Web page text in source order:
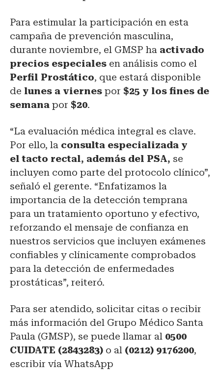
Para estimular la participación en esta
campaña de prevención masculina,
durante noviembre, el GMSP ha activado
precios especiales en análisis como el
Perfil Prostático, que estará disponible
de lunes a viernes por $25 y los fines de
semana por $20.
“La evaluación médica integral es clave.
Por ello, la consulta especializada y
el tacto rectal, además del PSA, se
incluyen como parte del protocolo clínico”,
señaló el gerente. “Enfatizamos la
importancia de la detección temprana
para un tratamiento oportuno y efectivo,
reforzando el mensaje de confianza en
nuestros servicios que incluyen exámenes
confiables y clínicamente comprobados
para la detección de enfermedades
prostáticas”, reiteró.
Para ser atendido, solicitar citas o recibir
más información del Grupo Médico Santa
Paula (GMSP), se puede llamar al 0500
CUIDATE (2843283) o al (0212) 9176200,
escribir vía WhatsApp